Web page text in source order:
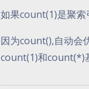
如果count(1)是聚索
因为count(),自动会
count(1)和count(*)